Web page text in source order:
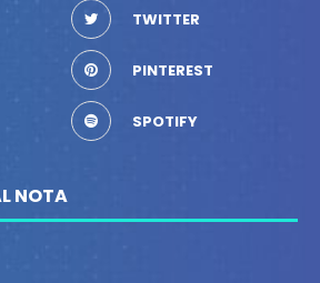
TWITTER
PINTEREST
SPOTIFY
NOTA